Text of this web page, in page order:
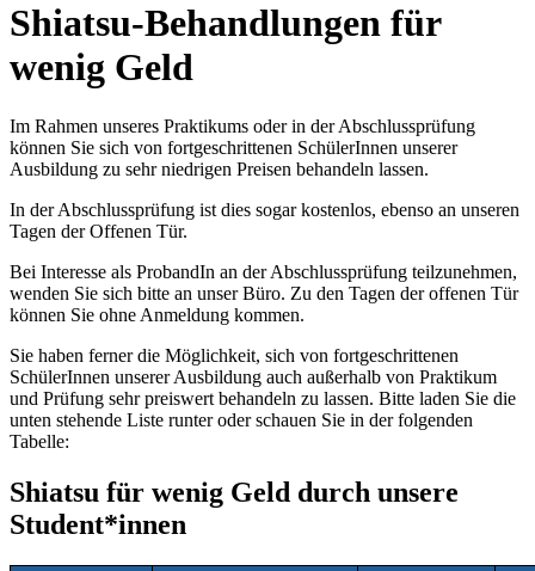
Shiatsu-Behandlungen für
wenig Geld
Im Rahmen unseres Praktikums oder in der Abschlussprüfung
können Sie sich von fortgeschrittenen SchülerInnen unserer
Ausbildung zu sehr niedrigen Preisen behandeln lassen.
In der Abschlussprüfung ist dies sogar kostenlos, ebenso an unseren
Tagen der Offenen Tür.
Bei Interesse als ProbandIn an der Abschlussprüfung teilzunehmen,
wenden Sie sich bitte an unser Büro. Zu den Tagen der offenen Tür
können Sie ohne Anmeldung kommen.
Sie haben ferner die Möglichkeit, sich von fortgeschrittenen
SchülerInnen unserer Ausbildung auch außerhalb von Praktikum
und Prüfung sehr preiswert behandeln zu lassen. Bitte laden Sie die
unten stehende Liste runter oder schauen Sie in der folgenden
Tabelle:
Shiatsu für wenig Geld durch unsere
Student*innen